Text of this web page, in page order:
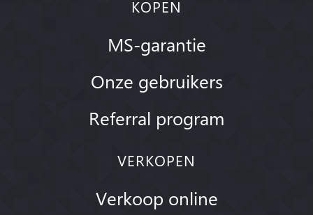
KOPEN
MS-garantie
Onze gebruikers
Referral program
VERKOPEN
Verkoop online